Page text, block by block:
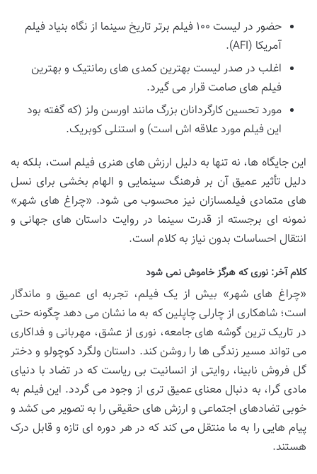
حضور در لیست ۱۰۰ فیلم برتر تاریخ سینما از نگاه بنیاد فیلم
آمریکا (AFI).
اغلب در صدر لیست بهترین کمدی های رمانتیک و بهترین
فیلم های صامت قرار می گیرد.
مورد تحسین کارگردانان بزرگ مانند اورسن ولز (که گفته بود
این فیلم مورد علاقه اش است) و استنلی کوبریک.
این جایگاه ها، نه تنها به دلیل ارزش های هنری فیلم است، بلکه به
دلیل تأثیر عمیق آن بر فرهنگ سینمایی و الهام بخشی برای نسل
های متمادی فیلمسازان نیز محسوب می شود. «چراغ های شهر»
نمونه ای برجسته از قدرت سینما در روایت داستان های جهانی و
انتقال احساسات بدون نیاز به کلام است.
کلام آخر: نوری که هرگز خاموش نمی شود
«چراغ های شهر» بیش از یک فیلم، تجربه ای عمیق و ماندگار
است؛ شاهکاری از چارلی چاپلین که به ما نشان می دهد چگونه حتی
در تاریک ترین گوشه های جامعه، نوری از عشق، مهربانی و فداکاری
می تواند مسیر زندگی ها را روشن کند. داستان ولگرد کوچولو و دختر
گل فروش نابینا، روایتی از انسانیت بی ریاست که در تضاد با دنیای
مادی گرا، به دنبال معنای عمیق تری از وجود می گردد. این فیلم به
خوبی تضادهای اجتماعی و ارزش های حقیقی را به تصویر می کشد و
پیام هایی را به ما منتقل می کند که در هر دوره ای تازه و قابل درک
هستند.